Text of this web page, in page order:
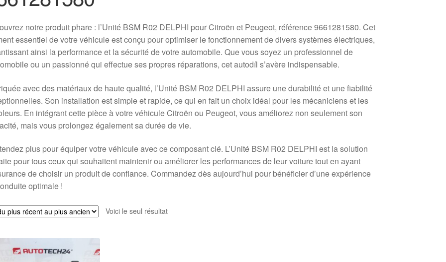
notre produit phare : l’Unité BSM R02 DELPHI pour Citroën et Peugeot, référence 9661281580. Cet
essentiel de votre véhicule est conçu pour optimiser le fonctionnement de divers systèmes électriques,
ainsi la performance et la sécurité de votre automobile. Que vous soyez un professionnel de
ou un passionné qui effectue ses propres réparations, cet autodíl s’avère indispensable.
avec des matériaux de haute qualité, l’Unité BSM R02 DELPHI assure une durabilité et une fiabilité
Son installation est simple et rapide, ce qui en fait un choix idéal pour les mécaniciens et les
En intégrant cette pièce à votre véhicule Citroën ou Peugeot, vous améliorez non seulement son
mais vous prolongez également sa durée de vie.
plus pour équiper votre véhicule avec ce composant clé. L’Unité BSM R02 DELPHI est la solution
pour tous ceux qui souhaitent maintenir ou améliorer les performances de leur voiture tout en ayant
de choisir un produit de confiance. Commandez dès aujourd’hui pour bénéficier d’une expérience
optimale !
Voici le seul résultat